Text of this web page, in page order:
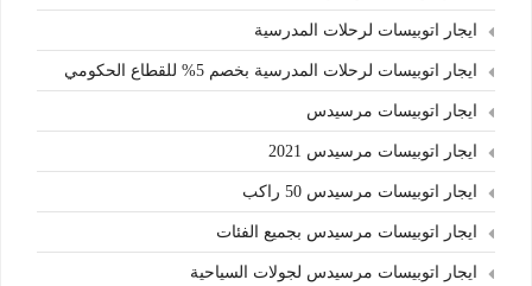
ايجار اتوبيسات لرحلات المدرسية
ايجار اتوبيسات لرحلات المدرسية بخصم 5% للقطاع الحكومي
ايجار اتوبيسات مرسيدس
ايجار اتوبيسات مرسيدس 2021
ايجار اتوبيسات مرسيدس 50 راكب
ايجار اتوبيسات مرسيدس بجميع الفئات
ايجار اتوبيسات مرسيدس لجولات السياحية